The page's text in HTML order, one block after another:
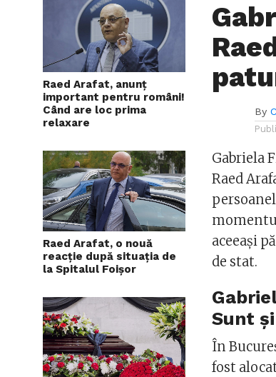
Raed Arafat, anunț
important pentru români!
Când are loc prima
relaxare
Raed Arafat, o nouă
reacție după situația de
la Spitalul Foișor
By
Gabriela
Raed
aceeași
de stat.
Sunt
În
fost